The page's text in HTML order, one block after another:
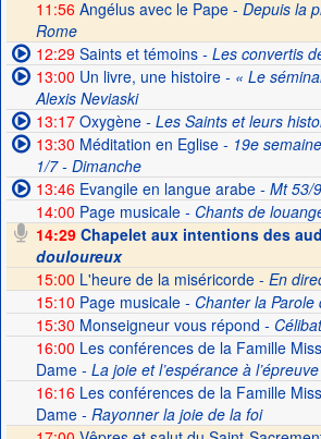
11:56 Angélus avec le Pape - Depuis la
Rome
12:29Saints et témoins- Les convertis
13:00 Un livre, une histoire- « Le
Alexis Neviaski
13:17Oxygène- Les Saints et leurs
13:30 Méditation en Eglise- 19e
1/7 - Dimanche
13:46Evangile en langue arabe- Mt 53/
14:00 Page musicale- Chants de
14:29Chapelet aux intentions des
douloureux
15:00 L'heure de la miséricorde - En
15:10 Page musicale- Chanter la Parole
15:30 Monseigneur vous répond -
16:00 Les conférences de la Famille
Dame- La joie et l’espérance à
16:16Les conférences de la Famille
Dame- Rayonner la joie de la foi